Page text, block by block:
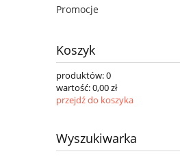
Promocje
Koszyk
produktów:0
wartość:0,00 zł
przejdź do koszyka
Wyszukiwarka